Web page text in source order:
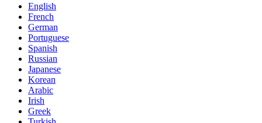
English
French
German
Portuguese
Spanish
Russian
Japanese
Korean
Arabic
Irish
Greek